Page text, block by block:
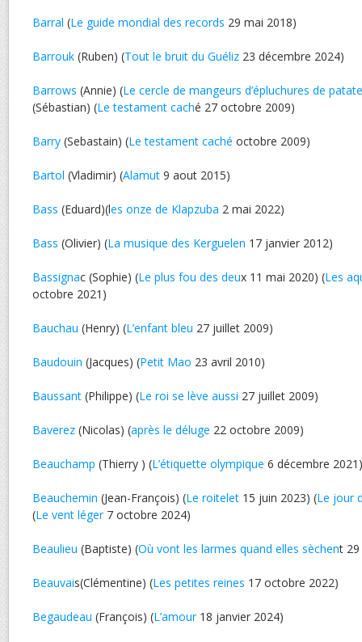
Barral (Le guide mondial des records 29 mai 2018)
Barrouk (Ruben) (Tout le bruit du Guéliz 23 décembre 2024)
Barrows (Annie) (Le cercle de mangeurs d’épluchures de
(Sébastian) (Le testament caché 27 octobre 2009)
Barry (Sebastain) (Le testament caché octobre 2009)
Bartol (Vladimir) (Alamut 9 aout 2015)
Bass (Eduard)(les onze de Klapzuba 2 mai 2022)
Bass (Olivier) (La musique des Kerguelen 17 janvier 2012)
Bassignac (Sophie) (Le plus fou des deux 11 mai 2020) (Les
octobre 2021)
Bauchau (Henry) (L’enfant bleu 27 juillet 2009)
Baudouin (Jacques) (Petit Mao 23 avril 2010)
Baussant (Philippe) (Le roi se lève aussi 27 juillet 2009)
Baverez (Nicolas) (après le déluge 22 octobre 2009)
Beauchamp (Thierry ) (L’étiquette olympique 6 décembre 2021)
Beauchemin (Jean-François) (Le roitelet 15 juin 2023) (Le jour
(Le vent léger7 octobre 2024)
Beaulieu (Baptiste) (Où vont les larmes quand elles sèchent 29
Beauvais(Clémentine) (Les petites reines 17 octobre 2022)
Begaudeau (François) (L’amour18 janvier 2024)